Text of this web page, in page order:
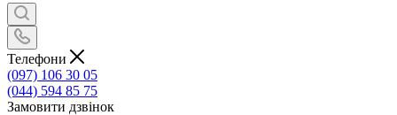
Телефони
(097) 106 30 05
(044) 594 85 75
Замовити дзвінок